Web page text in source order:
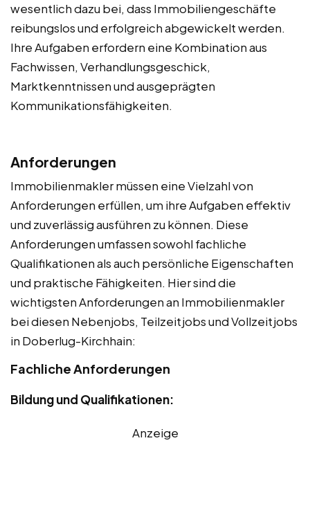
wesentlich dazu bei, dass Immobiliengeschäfte
reibungslos und erfolgreich abgewickelt werden.
Ihre Aufgaben erfordern eine Kombination aus
Fachwissen, Verhandlungsgeschick,
Marktkenntnissen und ausgeprägten
Kommunikationsfähigkeiten.
Anforderungen
Immobilienmakler müssen eine Vielzahl von
Anforderungen erfüllen, um ihre Aufgaben effektiv
und zuverlässig ausführen zu können. Diese
Anforderungen umfassen sowohl fachliche
Qualifikationen als auch persönliche Eigenschaften
und praktische Fähigkeiten. Hier sind die
wichtigsten Anforderungen an Immobilienmakler
bei diesen Nebenjobs, Teilzeitjobs und Vollzeitjobs
in Doberlug-Kirchhain:
Fachliche Anforderungen
Bildung und Qualifikationen:
Anzeige